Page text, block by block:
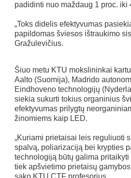
padidinti nuo maždaug 1 proc. iki
„Toks didelis efektyvumas
papildomas šviesos ištraukimo
Gražulevičius.
Šiuo metu KTU mokslininkai
Aalto (Suomija), Madrido
Eindhoveno technologijų
siekia sukurti tokius organinius
efektyvumas prilygtų
žinomiems kaip LED.
„Kuriami prietaisai leis reguliuoti
spalvą, poliarizaciją bei krypties
technologiją būtų galima pritaikyti
tiek apšvietimo prietaisų